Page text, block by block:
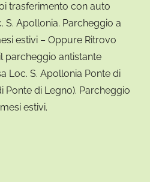
trasferimento con auto
S. Apollonia. Parcheggio a
estivi – Oppure Ritrovo
parcheggio antistante
Loc. S. Apollonia Ponte di
Ponte di Legno). Parcheggio
estivi.